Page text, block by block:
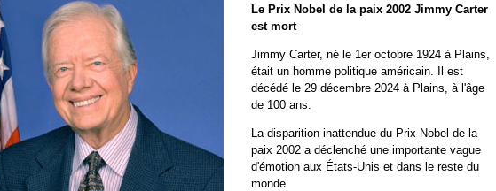
Le Prix Nobel de la paix 2002 Jimmy Carter
est mort
Jimmy Carter, né le 1er octobre 1924 à Plains,
était un homme politique américain. Il est
décédé le 29 décembre 2024 à Plains, à l'âge
de 100 ans.
La disparition inattendue du Prix Nobel de la
paix 2002 a déclenché une importante vague
d'émotion aux États-Unis et dans le reste du
monde.